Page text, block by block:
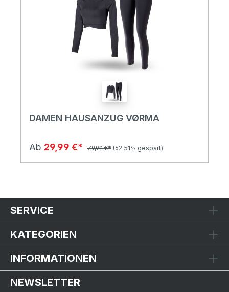
DAMEN HAUSANZUG VØRMA
Ab 29,99 €* 79,99 €* (62.51% gespart)
SERVICE
KATEGORIEN
INFORMATIONEN
NEWSLETTER